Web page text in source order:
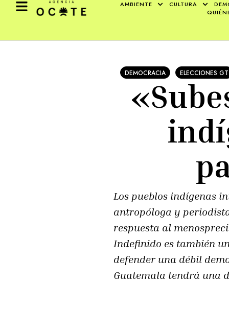
AMBIENTE CULTURA
DEMOCRACIA ELECCIONES GT
Los pueblos indígenas
antropóloga y
respuesta al
Indefinido es también
defender una débil
Guatemala tendrá una